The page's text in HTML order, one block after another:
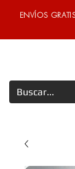
ENVÍOS